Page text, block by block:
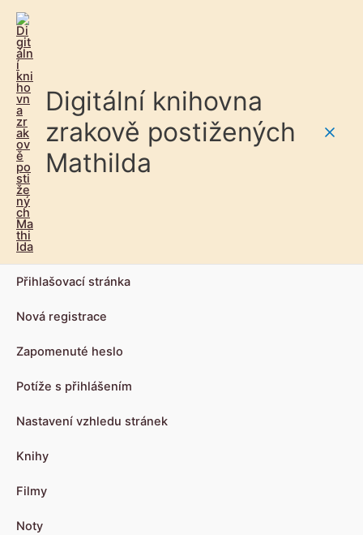
Digitální knihovna
zrakově postižených
Mathilda
Přihlašovací stránka
Nová registrace
Zapomenuté heslo
Potíže s přihlášením
Nastavení vzhledu stránek
Knihy
Filmy
Noty